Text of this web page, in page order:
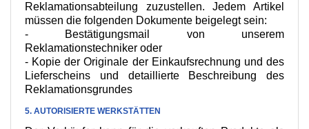
Reklamationsabteilung zuzustellen. Jedem Artikel
müssen die folgenden Dokumente beigelegt sein:
- Bestätigungsmail von unserem
Reklamationstechniker oder
- Kopie der Originale der Einkaufsrechnung und des
Lieferscheins und detaillierte Beschreibung des
Reklamationsgrundes
5. AUTORISIERTE WERKSTÄTTEN